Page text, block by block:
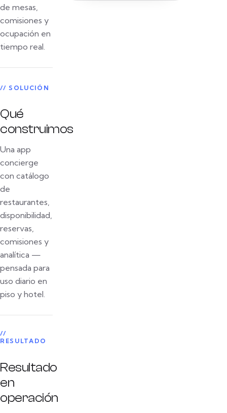
de mesas,
comisiones y
ocupación en
tiempo real.
// SOLUCIÓN
Qué
construimos
Una app
concierge
con catálogo
de
restaurantes,
disponibilidad,
reservas,
comisiones y
analítica —
pensada para
uso diario en
piso y hotel.
//
RESULTADO
Resultado
en
operación